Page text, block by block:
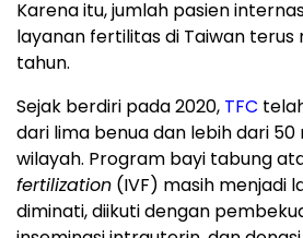
Karena itu, jumlah pasien
layanan fertilitas di Taiwan
tahun.
Sejak berdiri pada 2020, TFC
dari lima benua dan lebih dari
wilayah. Program bayi tabung
fertilization (IVF) masih menjadi
diminati, diikuti dengan